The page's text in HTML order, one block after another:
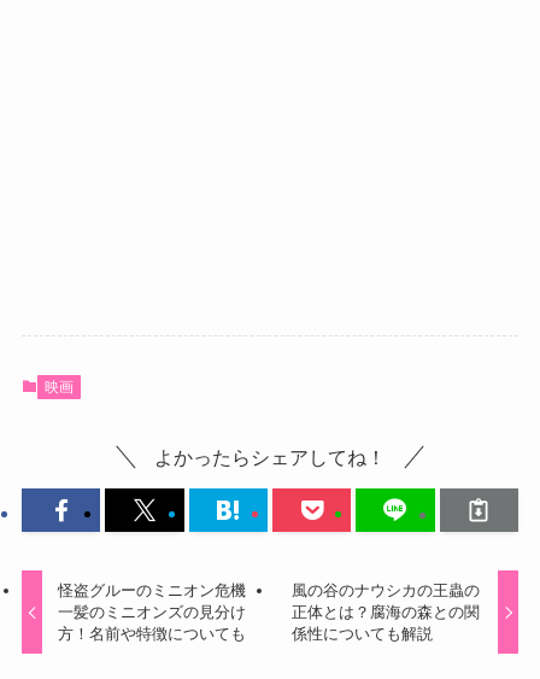
映画
よかったらシェアしてね！
怪盗グルーのミニオン危機
一髪のミニオンズの見分け
方！名前や特徴についても
風の谷のナウシカの王蟲の
正体とは？腐海の森との関
係性についても解説